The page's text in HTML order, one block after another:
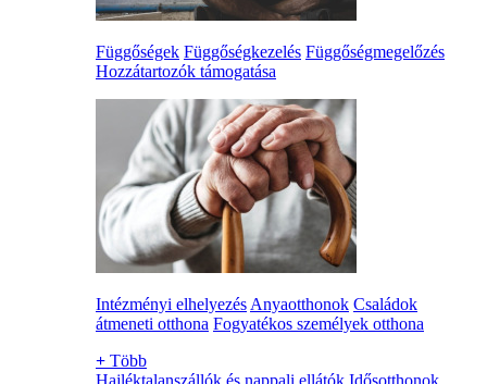
Függőségek Függőségkezelés Függőségmegelőzés
Hozzátartozók támogatása
Intézményi elhelyezés Anyaotthonok Családok
átmeneti otthona Fogyatékos személyek otthona
+ Több
Hajléktalanszállók és nappali ellátók Idősotthonok